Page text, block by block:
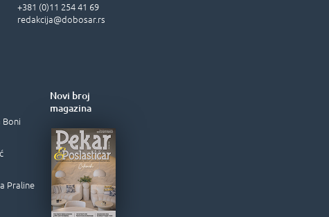
+381 (0)11 254 41 69
redakcija@dobosar.rs
Boni
Praline
Novi broj
magazina